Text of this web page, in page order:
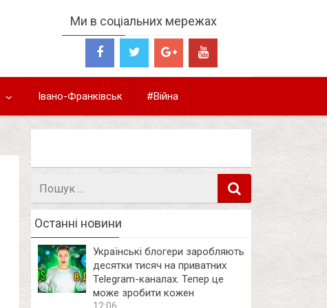
Ми в соціальних мережах
Івано-Франківськ #Війна
Останні новини
Українські блогери заробляють
десятки тисяч на приватних
Telegram-каналах. Тепер це
може зробити кожен